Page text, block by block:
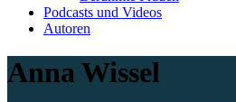
Podcasts und Videos
Autoren
Anna Wissel